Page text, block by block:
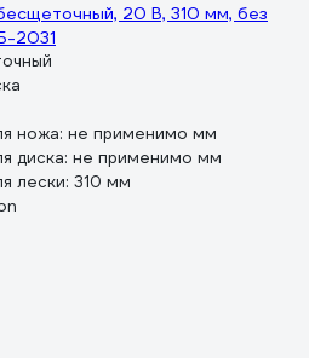
20 В, 310 мм, без
2031
ножа: не применимо мм
диска: не применимо мм
лески: 310 мм